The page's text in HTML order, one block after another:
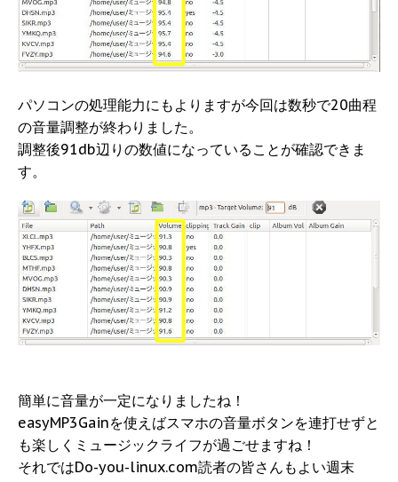
パソコンの処理能力にもよりますが今回は数秒で20曲程
の音量調整が終わりました。
調整後91db辺りの数値になっていることが確認できま
す。
簡単に音量が一定になりましたね！
easyMP3Gainを使えばスマホの音量ボタンを連打せずと
も楽しくミュージックライフが過ごせますね！
それではDo-you-linux.com読者の皆さんもよい週末